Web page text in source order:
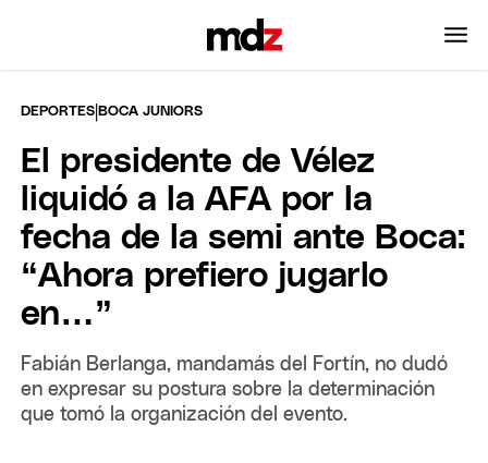
DEPORTES |BOCA JUNIORS
El presidente de Vélez
liquidó a la AFA por la
fecha de la semi ante Boca:
“Ahora prefiero jugarlo
en…”
Fabián Berlanga, mandamás del Fortín, no dudó
en expresar su postura sobre la determinación
que tomó la organización del evento.